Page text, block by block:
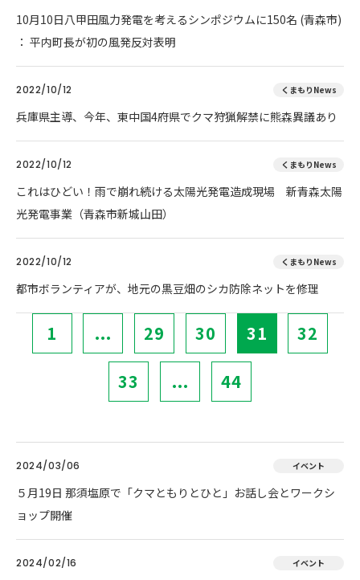
10月10日八甲田風力発電を考えるシンポジウムに150名 (青森市)
： 平内町長が初の風発反対表明
2022/10/12 くまもりNews
兵庫県主導、今年、東中国4府県でクマ狩猟解禁に熊森異議あり
2022/10/12 くまもりNews
これはひどい！雨で崩れ続ける太陽光発電造成現場 新青森太陽
光発電事業（青森市新城山田）
2022/10/12 くまもりNews
都市ボランティアが、地元の黒豆畑のシカ防除ネットを修理
1 ... 29 30 31 32
33 ... 44
2024/03/06 イベント
５月19日 那須塩原で「クマともりとひと」お話し会とワークシ
ョップ開催
2024/02/16 イベント